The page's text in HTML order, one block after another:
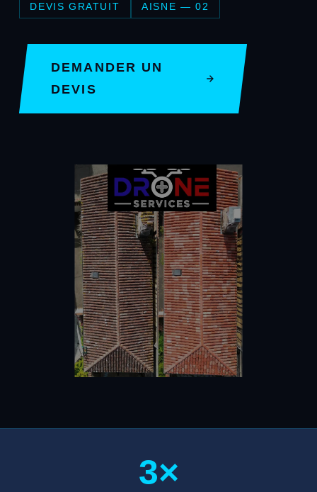
DEVIS GRATUIT AISNE — 02
DEMANDER UN
DEVIS
3×